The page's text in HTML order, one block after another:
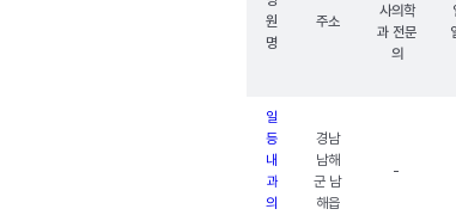
원
명
주소
사의학
과 전문
의
일
등
내
과
의
경남
남해
군 남
해읍
-